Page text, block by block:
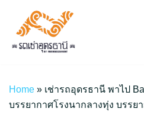
Skip
to
content
Home » เช่ารถอุดรธานี พาไป
บรรยากาศโรงนากลางทุ่ง บรรย